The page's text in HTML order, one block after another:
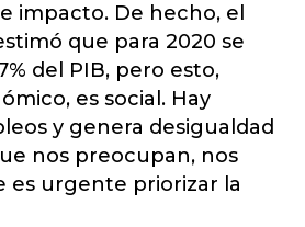
impacto. De hecho, el
que para 2020 se
del PIB, pero esto,
es social. Hay
y genera desigualdad
nos preocupan, nos
es urgente priorizar la